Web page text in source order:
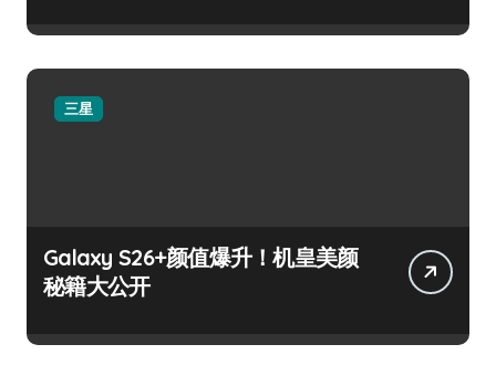
三星
Galaxy S26+颜值爆升！机皇美颜
秘籍大公开